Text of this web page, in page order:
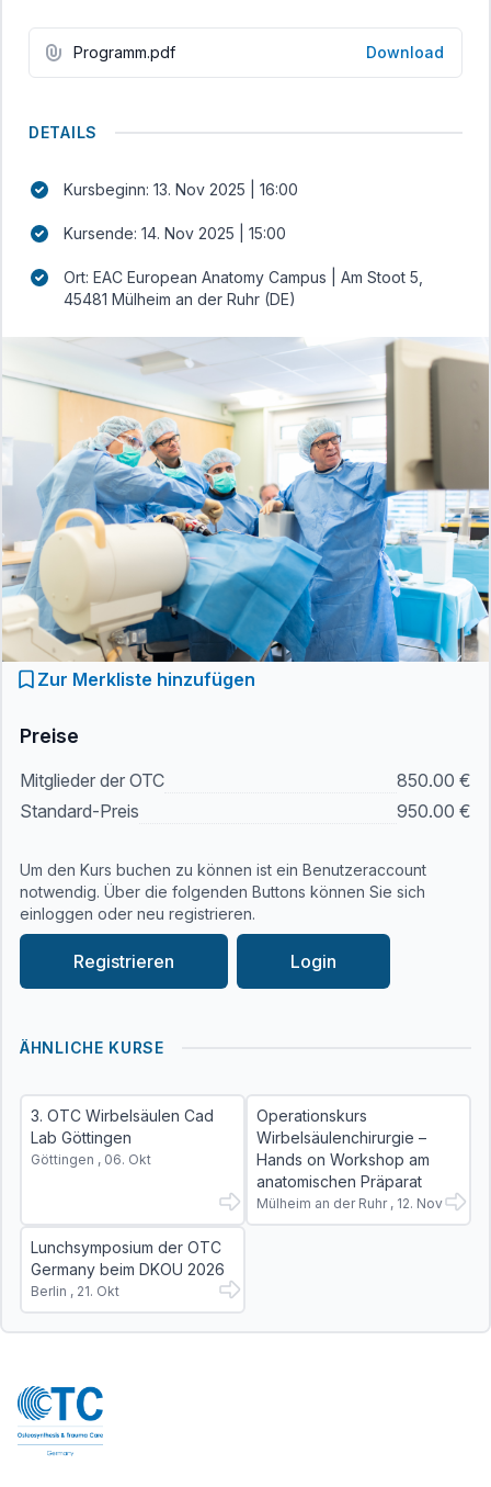
Programm.pdf Download
DETAILS
Kursbeginn: 13. Nov 2025 | 16:00
Kursende: 14. Nov 2025 | 15:00
Ort: EAC European Anatomy Campus | Am Stoot 5,
45481 Mülheim an der Ruhr (DE)
Zur Merkliste hinzufügen
Preise
Mitglieder der OTC
850.00 €
Standard-Preis
950.00 €
Um den Kurs buchen zu können ist ein Benutzeraccount
notwendig. Über die folgenden Buttons können Sie sich
einloggen oder neu registrieren.
Registrieren Login
ÄHNLICHE KURSE
3. OTC Wirbelsäulen Cad
Lab Göttingen
Göttingen , 06. Okt
Operationskurs
Wirbelsäulenchirurgie –
Hands on Workshop am
anatomischen Präparat
Mülheim an der Ruhr , 12. Nov
Lunchsymposium der OTC
Germany beim DKOU 2026
Berlin , 21. Okt